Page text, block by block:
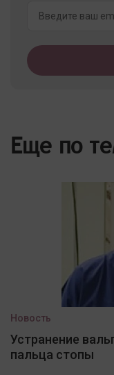
Еще по
Новость
Устранение
пальца стопы